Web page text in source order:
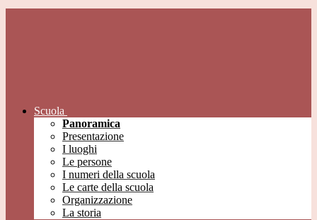
Scuola
Panoramica
Presentazione
I luoghi
Le persone
I numeri della scuola
Le carte della scuola
Organizzazione
La storia